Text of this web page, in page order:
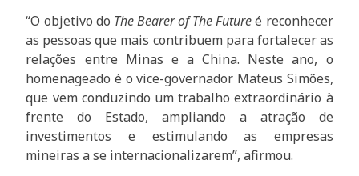
“O objetivo do The Bearer of The Futureé reconhecer
as pessoas que mais contribuem para fortalecer as
relações entre Minas e a China. Neste ano, o
homenageado é o vice-governador Mateus Simões,
que vem conduzindo um trabalho extraordinário à
frente do Estado, ampliando a atração de
investimentos e estimulando as empresas
mineiras a se internacionalizarem”, afirmou.